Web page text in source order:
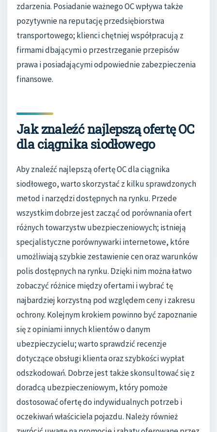
zdarzenia. Posiadanie ważnego OC wpływa także
pozytywnie na reputację przedsiębiorstwa
transportowego; klienci chętniej współpracują z
firmami dbającymi o przestrzeganie przepisów
prawa i posiadającymi odpowiednie zabezpieczenia
finansowe.
Jak znaleźć najlepszą ofertę OC
dla ciągnika siodłowego
Aby znaleźć najlepszą ofertę OC dla ciągnika
siodłowego, warto skorzystać z kilku sprawdzonych
metod i narzędzi dostępnych na rynku. Przede
wszystkim dobrze jest zacząć od porównania ofert
różnych towarzystw ubezpieczeniowych; istnieją
specjalistyczne porównywarki internetowe, które
umożliwiają szybkie zestawienie cen oraz warunków
polis dostępnych na rynku. Dzięki nim można łatwo
zobaczyć różnice między ofertami i wybrać tę
najbardziej korzystną pod względem ceny i zakresu
ochrony. Kolejnym krokiem powinno być zapoznanie
się z opiniami innych klientów o danym
ubezpieczycielu; warto sprawdzić recenzje
dotyczące obsługi klienta oraz szybkości wypłat
odszkodowań. Dobrze jest także skonsultować się z
doradcą ubezpieczeniowym, który pomoże
dostosować ofertę do indywidualnych potrzeb i
oczekiwań właściciela pojazdu. Należy również